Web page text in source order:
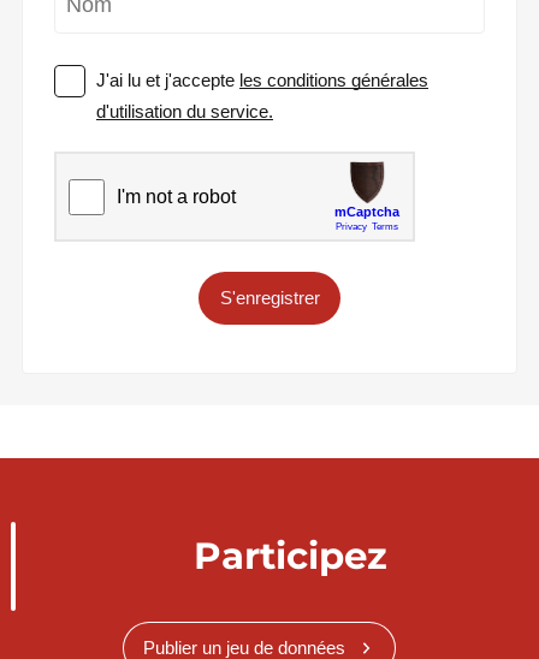
J'ai lu et j'accepte les conditions générales
d'utilisation du service.
S'enregistrer
Participez
Publier un jeu de données